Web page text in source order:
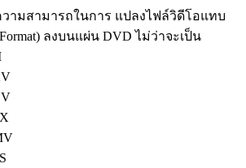
ามสามารถในการ แปลงไฟล์วิดีโอแทบ
ลงบนแผ่น DVD ไม่ว่าจะเป็น